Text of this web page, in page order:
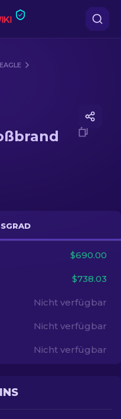
$690.00
$738.03
Nicht verfügbar
Nicht verfügbar
Nicht verfügbar